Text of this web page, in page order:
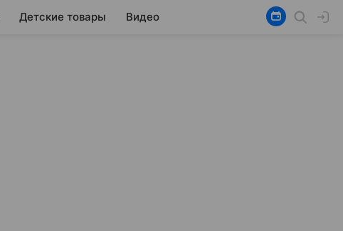
Детские товары Видео